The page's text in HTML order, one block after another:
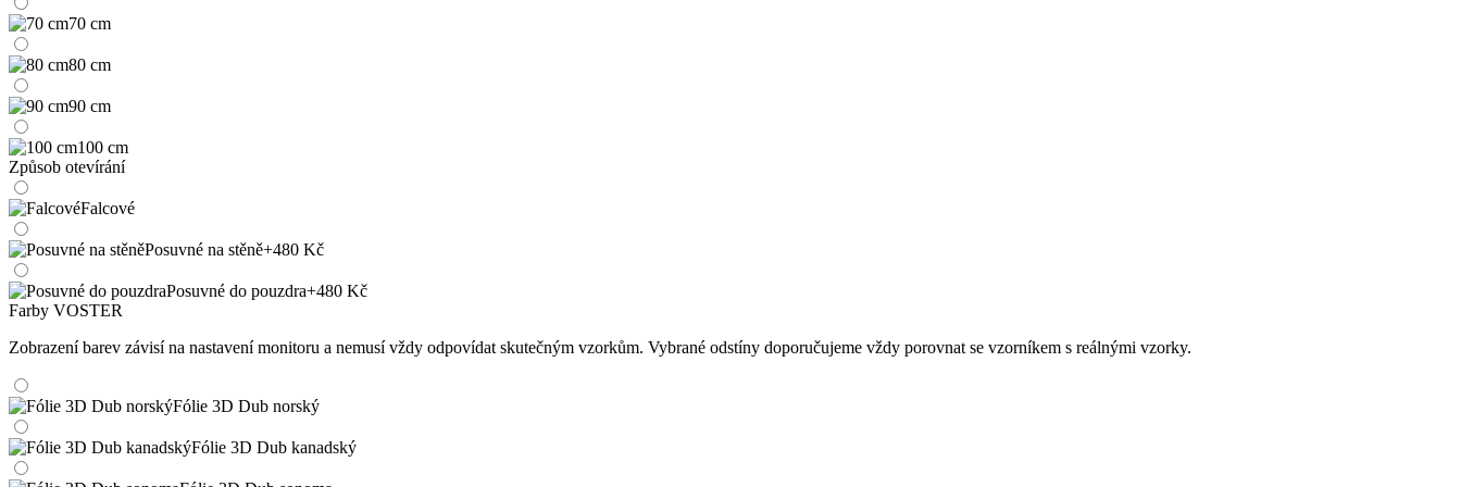
70 cm
80 cm
90 cm
100 cm
Způsob otevírání
Falcové
Posuvné na stěně+480 Kč
Posuvné do pouzdra+480 Kč
Farby VOSTER
Zobrazení barev závisí na nastavení monitoru a nemusí vždy odpovídat skutečným vzorkům. Vybrané odstíny doporučujeme vždy porovnat se vzorníkem s reálnými vzorky.
Fólie 3D Dub norský
Fólie 3D Dub kanadský